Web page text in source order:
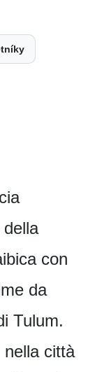
con
da
Tulum.
nella città